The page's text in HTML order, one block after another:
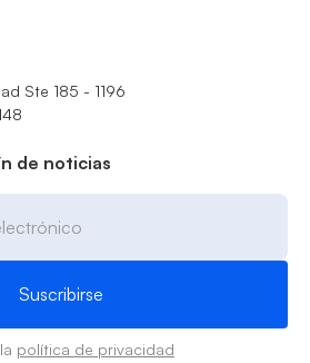
Ste 185 - 1196
de noticias
política de privacidad